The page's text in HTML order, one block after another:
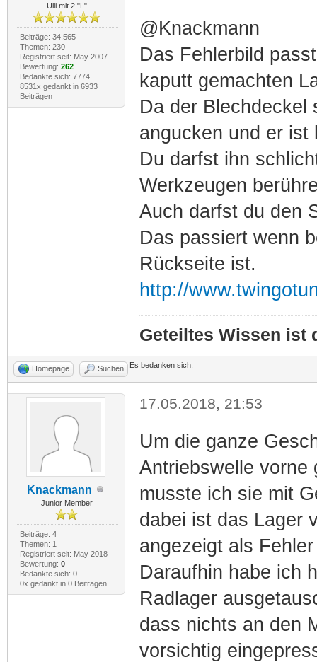
Ulli mit 2 "L"
Beiträge: 34.565
Themen: 230
Registriert seit: May 2007
Bewertung: 262
Bedankte sich: 7774
8531x gedankt in 6933
Beiträgen
@Knackmann
Das Fehlerbild
kaputt gemachten
Da der Blechdeckel
angucken und er ist
Du darfst ihn
Werkzeugen
Auch darfst du den
Das passiert wenn
Rückseite ist.
http://
Geteiltes Wissen ist
Homepage Suchen Es bedanken sich:
Knackmann
Junior Member
Beiträge: 4
Themen: 1
Registriert seit: May 2018
Bewertung: 0
Bedankte sich: 0
0x gedankt in 0 Beiträgen
17.05.2018, 21:53
Um die ganze
Antriebswelle vorne
musste ich sie mit
dabei ist das Lager
angezeigt als
Daraufhin habe ich
Radlager
dass nichts an den
vorsichtig